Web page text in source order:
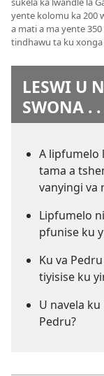
yente kolomu ka 200
a mati a ma yente
tindhawu ta ku
LESWI U
SWONA . .
A lipfumelo
tama a
vanyingi va
Lipfumelo
pfunise ku
Ku va
tiyisise ku
U navela
Pedru?